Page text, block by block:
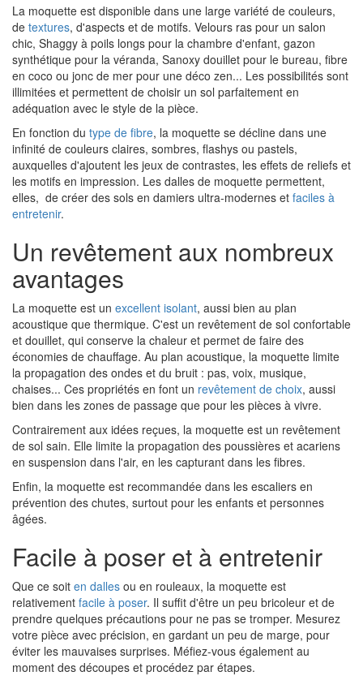
La moquette est disponible dans une large variété de couleurs,
de textures, d'aspects et de motifs. Velours ras pour un salon
chic, Shaggy à poils longs pour la chambre d'enfant, gazon
synthétique pour la véranda, Sanoxy douillet pour le bureau, fibre
en coco ou jonc de mer pour une déco zen... Les possibilités sont
illimitées et permettent de choisir un sol parfaitement en
adéquation avec le style de la pièce.
En fonction du type de fibre, la moquette se décline dans une
infinité de couleurs claires, sombres, flashys ou pastels,
auxquelles d'ajoutent les jeux de contrastes, les effets de reliefs et
les motifs en impression. Les dalles de moquette permettent,
elles, de créer des sols en damiers ultra-modernes et faciles à
entretenir.
Un revêtement aux nombreux
avantages
La moquette est un excellent isolant, aussi bien au plan
acoustique que thermique. C'est un revêtement de sol confortable
et douillet, qui conserve la chaleur et permet de faire des
économies de chauffage. Au plan acoustique, la moquette limite
la propagation des ondes et du bruit : pas, voix, musique,
chaises... Ces propriétés en font un revêtement de choix, aussi
bien dans les zones de passage que pour les pièces à vivre.
Contrairement aux idées reçues, la moquette est un revêtement
de sol sain. Elle limite la propagation des poussières et acariens
en suspension dans l'air, en les capturant dans les fibres.
Enfin, la moquette est recommandée dans les escaliers en
prévention des chutes, surtout pour les enfants et personnes
âgées.
Facile à poser et à entretenir
Que ce soit en dalles ou en rouleaux, la moquette est
relativement facile à poser. Il suffit d'être un peu bricoleur et de
prendre quelques précautions pour ne pas se tromper. Mesurez
votre pièce avec précision, en gardant un peu de marge, pour
éviter les mauvaises surprises. Méfiez-vous également au
moment des découpes et procédez par étapes.